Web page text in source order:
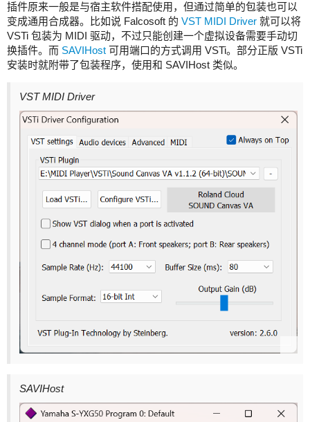
插件原来一般是与宿主软件搭配使用，但通过简单的包装也可以
变成通用合成器。比如说 Falcosoft 的 VST MIDI Driver 就可以将
VSTi 包装为 MIDI 驱动，不过只能创建一个虚拟设备需要手动切
换插件。而 SAVIHost 可用端口的方式调用 VSTi。部分正版 VSTi
安装时就附带了包装程序，使用和 SAVIHost 类似。
VST MIDI Driver
SAVIHost